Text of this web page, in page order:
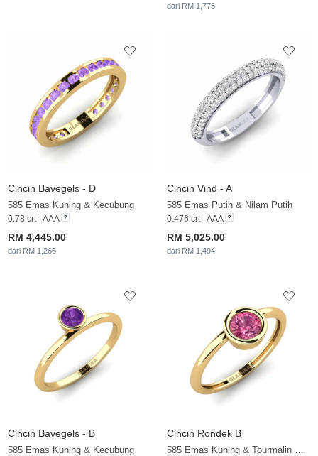
dari RM 1,775
Cincin Bavegels - D
585 Emas Kuning & Kecubung
0.78 crt - AAA
RM 4,445.00
dari RM 1,266
Cincin Vind - A
585 Emas Putih & Nilam Putih
0.476 crt - AAA
RM 5,025.00
dari RM 1,494
Cincin Bavegels - B
585 Emas Kuning & Kecubung
Cincin Rondek B